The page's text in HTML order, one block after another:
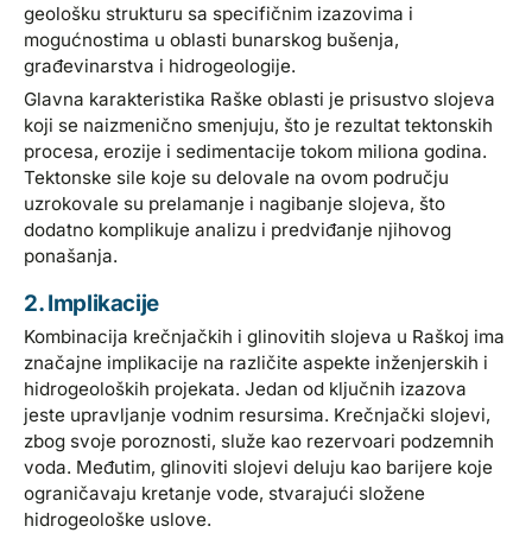
geološku strukturu sa specifičnim izazovima i
mogućnostima u oblasti bunarskog bušenja,
građevinarstva i hidrogeologije.
Glavna karakteristika Raške oblasti je prisustvo slojeva
koji se naizmenično smenjuju, što je rezultat tektonskih
procesa, erozije i sedimentacije tokom miliona godina.
Tektonske sile koje su delovale na ovom području
uzrokovale su prelamanje i nagibanje slojeva, što
dodatno komplikuje analizu i predviđanje njihovog
ponašanja.
2. Implikacije
Kombinacija krečnjačkih i glinovitih slojeva u Raškoj ima
značajne implikacije na različite aspekte inženjerskih i
hidrogeoloških projekata. Jedan od ključnih izazova
jeste upravljanje vodnim resursima. Krečnjački slojevi,
zbog svoje poroznosti, služe kao rezervoari podzemnih
voda. Međutim, glinoviti slojevi deluju kao barijere koje
ograničavaju kretanje vode, stvarajući složene
hidrogeološke uslove.